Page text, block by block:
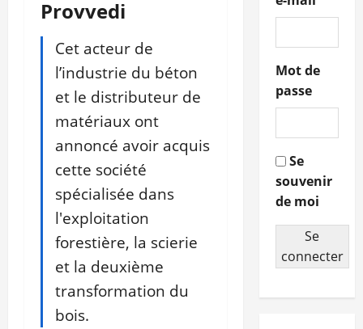
Provvedi
Cet acteur de
l’industrie du béton
et le distributeur de
matériaux ont
annoncé avoir acquis
cette société
spécialisée dans
l'exploitation
forestière, la scierie
et la deuxième
transformation du
bois.
Mot de
passe
Se
souvenir
de moi
Se
connecter